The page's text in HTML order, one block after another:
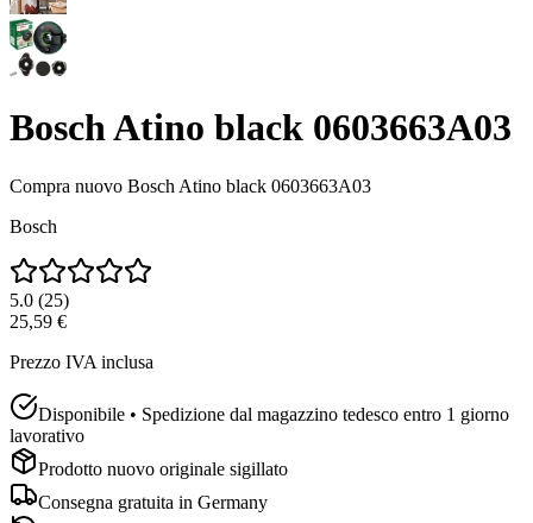
Bosch Atino black 0603663A03
Compra nuovo Bosch Atino black 0603663A03
Bosch
5.0 (25)
25,59 €
Prezzo IVA inclusa
Disponibile • Spedizione dal magazzino tedesco entro 1 giorno
lavorativo
Prodotto nuovo originale sigillato
Consegna gratuita in Germany